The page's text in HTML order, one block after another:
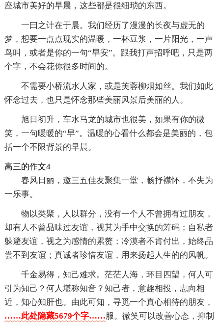
座城市美好的早晨，这些都是很细琐的东西。
一曰之计在于晨。我们经历了漫漫的长夜与虚无的
梦，想要一点点现实的温暖，一杯豆浆，一片阳光，一声
鸟叫，或者是你的一句“早安”。跟我打声招呼吧，只是两
个字，不会花你很多时间的。
不需要小桥流水人家，或是芙蓉柳烟如丝。我们如此
怀念过去，也只是怀念那些美丽风景后美丽的人。
旭日初升，车水马龙的城市也很美，如果有你的微
笑，一句暖暖的“早”。温暖的心看什么都会是美丽的，包
括一个不限背景的早晨。
高三的作文4
春风日丽，邀三五佳友聚集一堂，畅抒襟怀，不失为
一乐事。
物以类聚，人以群分，没有一个人不曾拥有过朋友，
却有人不曾品味过友谊，视其为手中交换的筹码；自私者
躲避友谊，视之为感情的累赘；冷漠者不肯付出，始终品
尝不到友谊；真诚者珍惜友谊，用来扬起人生的的风帆。
千金易得，知己难求。茫茫人海，环目四望，何人可
引为知己？何人堪称知音？知己者，意趣相投，志向相
近，知心知肝也。由此可知，寻觅一个真心相待的朋友，
……此处隐藏5679个字……服。微笑可以改善心态，抑制